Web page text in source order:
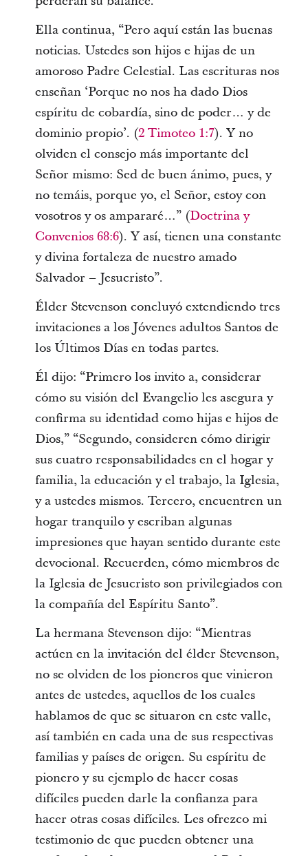
Ella continua, “Pero aquí están las buenas
noticias. Ustedes son hijos e hijas de un
amoroso Padre Celestial. Las escrituras nos
enseñan ‘Porque no nos ha dado Dios
espíritu de cobardía, sino de poder… y de
dominio propio’. (2 Timoteo 1:7). Y no
olviden el consejo más importante del
Señor mismo: Sed de buen ánimo, pues, y
no temáis, porque yo, el Señor, estoy con
vosotros y os ampararé…” (Doctrina y
Convenios 68:6). Y así, tienen una constante
y divina fortaleza de nuestro amado
Salvador – Jesucristo”.
Élder Stevenson concluyó extendiendo tres
invitaciones a los Jóvenes adultos Santos de
los Últimos Días en todas partes.
Él dijo: “Primero los invito a, considerar
cómo su visión del Evangelio les asegura y
confirma su identidad como hijas e hijos de
Dios,” “Segundo, consideren cómo dirigir
sus cuatro responsabilidades en el hogar y
familia, la educación y el trabajo, la Iglesia,
y a ustedes mismos. Tercero, encuentren un
hogar tranquilo y escriban algunas
impresiones que hayan sentido durante este
devocional. Recuerden, cómo miembros de
la Iglesia de Jesucristo son privilegiados con
la compañía del Espíritu Santo”.
La hermana Stevenson dijo: “Mientras
actúen en la invitación del élder Stevenson,
no se olviden de los pioneros que vinieron
antes de ustedes, aquellos de los cuales
hablamos de que se situaron en este valle,
así también en cada una de sus respectivas
familias y países de origen. Su espíritu de
pionero y su ejemplo de hacer cosas
difíciles pueden darle la confianza para
hacer otras cosas difíciles. Les ofrezco mi
testimonio de que pueden obtener una